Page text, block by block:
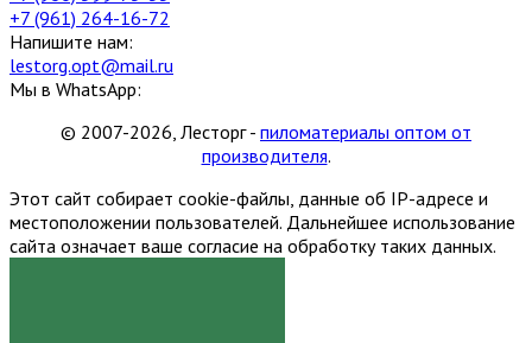
+7 (961) 264-16-72
Напишите нам:
lestorg.opt@mail.ru
Мы в WhatsApp:
© 2007-2026, Лесторг - пиломатериалы оптом от
производителя.
Этот сайт собирает cookie-файлы, данные об IP-адресе и
местоположении пользователей. Дальнейшее использование
сайта означает ваше согласие на обработку таких данных.